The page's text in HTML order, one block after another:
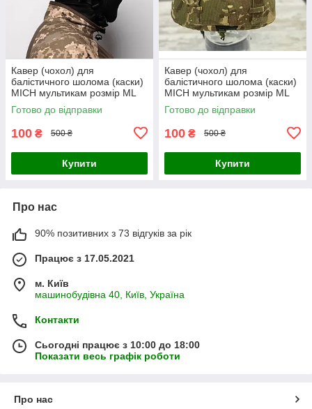
Кавер (чохол) для
балістичного шолома (каски)
MICH мультикам розмір МL
Готово до відправки
100 ₴ 500 ₴
Купити
Кавер (чохол) для
балістичного шолома (каски)
MICH мультикам розмір МL
Готово до відправки
100 ₴ 500 ₴
Купити
Про нас
90% позитивних з 73 відгуків за рік
Працює з 17.05.2021
м. Київ
машинобудівна 40, Київ, Україна
Контакти
Сьогодні працює з 10:00 до 18:00
Показати весь графік роботи
Про нас